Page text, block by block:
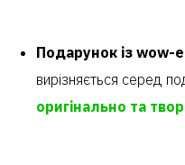
Подарунок із wow-
вирізняється серед
оригінально та